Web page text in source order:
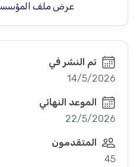
عرض ملف
تم النشر في
14/5/2026
الموعد النهائي
22/5/2026
المتقدمون
45